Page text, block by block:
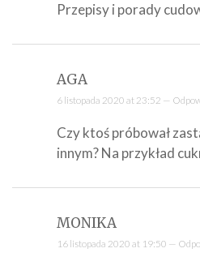
Przepisy i porady
AGA
6 listopada 2020 at 23:52 —
Czy ktoś próbował
innym? Na przykład
MONIKA
16 listopada 2020 at 19:50 —